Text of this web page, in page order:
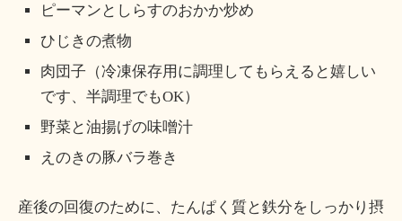
ピーマンとしらすのおかか炒め
ひじきの煮物
肉団子（冷凍保存用に調理してもらえると嬉しい
です、半調理でもOK）
野菜と油揚げの味噌汁
えのきの豚バラ巻き
産後の回復のために、たんぱく質と鉄分をしっかり摂